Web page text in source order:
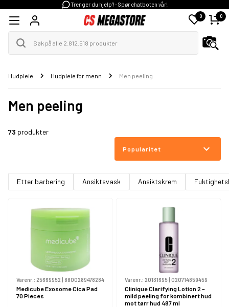
Trenger du hjelp? - Spør chatboten vår!
0 0
Hudpleie Hudpleie for menn Men peeling
Men peeling
73 produkter
Popularitet
Etter barbering Ansiktsvask Ansiktskrem
Varenr.: 25669952 | 8800289478284
Medicube Exosome Cica Pad
70 Pieces
Varenr.: 20131695| 020714859459
Clinique Clarifying Lotion 2 –
mild peeling for kombinert hud
mot tørr hud 487 ml